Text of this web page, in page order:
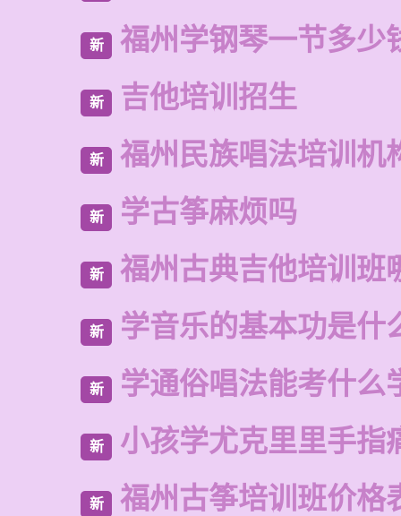
新 福州学钢琴一节多少
新 吉他培训招生
新 福州民族唱法培训机
新 学古筝麻烦吗
新 福州古典吉他培训班
新 学音乐的基本功是什
新 学通俗唱法能考什么
新 小孩学尤克里里手指
新 福州古筝培训班价格